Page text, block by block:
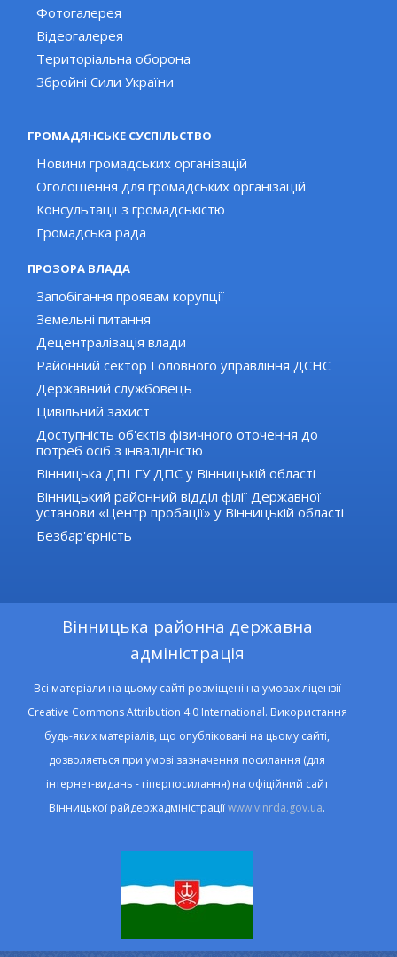
Фотогалерея
Відеогалерея
Територіальна оборона
Збройні Сили України
ГРОМАДЯНСЬКЕ СУСПІЛЬСТВО
Новини громадських організацій
Оголошення для громадських організацій
Консультації з громадськістю
Громадська рада
ПРОЗОРА ВЛАДА
Запобігання проявам корупції
Земельні питання
Децентралізація влади
Районний сектор Головного управління ДСНС
Державний службовець
Цивільний захист
Доступність об'єктів фізичного оточення до
потреб осіб з інвалідністю
Вінницька ДПІ ГУ ДПС у Вінницькій області
Вінницький районний відділ філії Державної
установи «Центр пробації» у Вінницькій області
Безбар'єрність
Вінницька районна державна
адміністрація
Всі матеріали на цьому сайті розміщені на умовах ліцензії
Creative Commons Attribution 4.0 International. Використання
будь-яких матеріалів, що опубліковані на цьому сайті,
дозволяється при умові зазначення посилання (для
інтернет-видань - гіперпосилання) на офіційний сайт
Вінницької райдержадміністраціїwww.vinrda.gov.ua.